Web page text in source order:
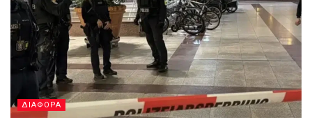
ΔΙΑΦΟΡΑ